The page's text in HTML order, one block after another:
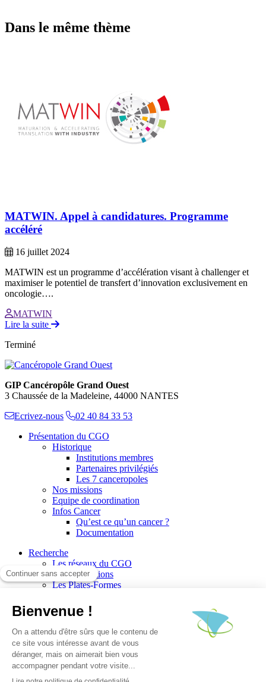
Dans le même thème
MATWIN. Appel à candidatures. Programme
accéléré
16 juillet 2024
MATWIN est un programme d’accélération visant à challenger et
maximiser le potentiel de transfert d’innovation exclusivement en
oncologie….
MATWIN
Lire la suite
Terminé
GIP Cancéropôle Grand Ouest
3 Chaussée de la Madeleine, 44000 NANTES
Ecrivez-nous
02 40 84 33 53
Présentation du CGO
Historique
Institutions membres
Partenaires privilégiés
Les 7 canceropoles
Nos missions
Equipe de coordination
Infos Cancer
Qu’est ce qu’un cancer ?
Documentation
Recherche
Les réseaux du CGO
Les publications
Les Plates-Formes
Les appels à communications
Les appels à projets
La valorisation de la recherche
Jobs/Formations
Actualités
Le blog infos